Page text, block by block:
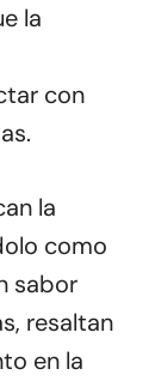
la
con
la
como
sabor
resaltan
en la